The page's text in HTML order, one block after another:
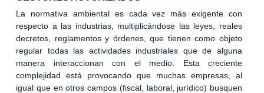
La normativa ambiental es cada vez más exigente con
respecto a las industrias, multiplicándose las leyes, reales
decretos, reglamentos y órdenes, que tienen como objeto
regular todas las actividades industriales que de alguna
manera interaccionan con el medio. Esta creciente
complejidad está provocando que muchas empresas, al
igual que en otros campos (fiscal, laboral, jurídico) busquen